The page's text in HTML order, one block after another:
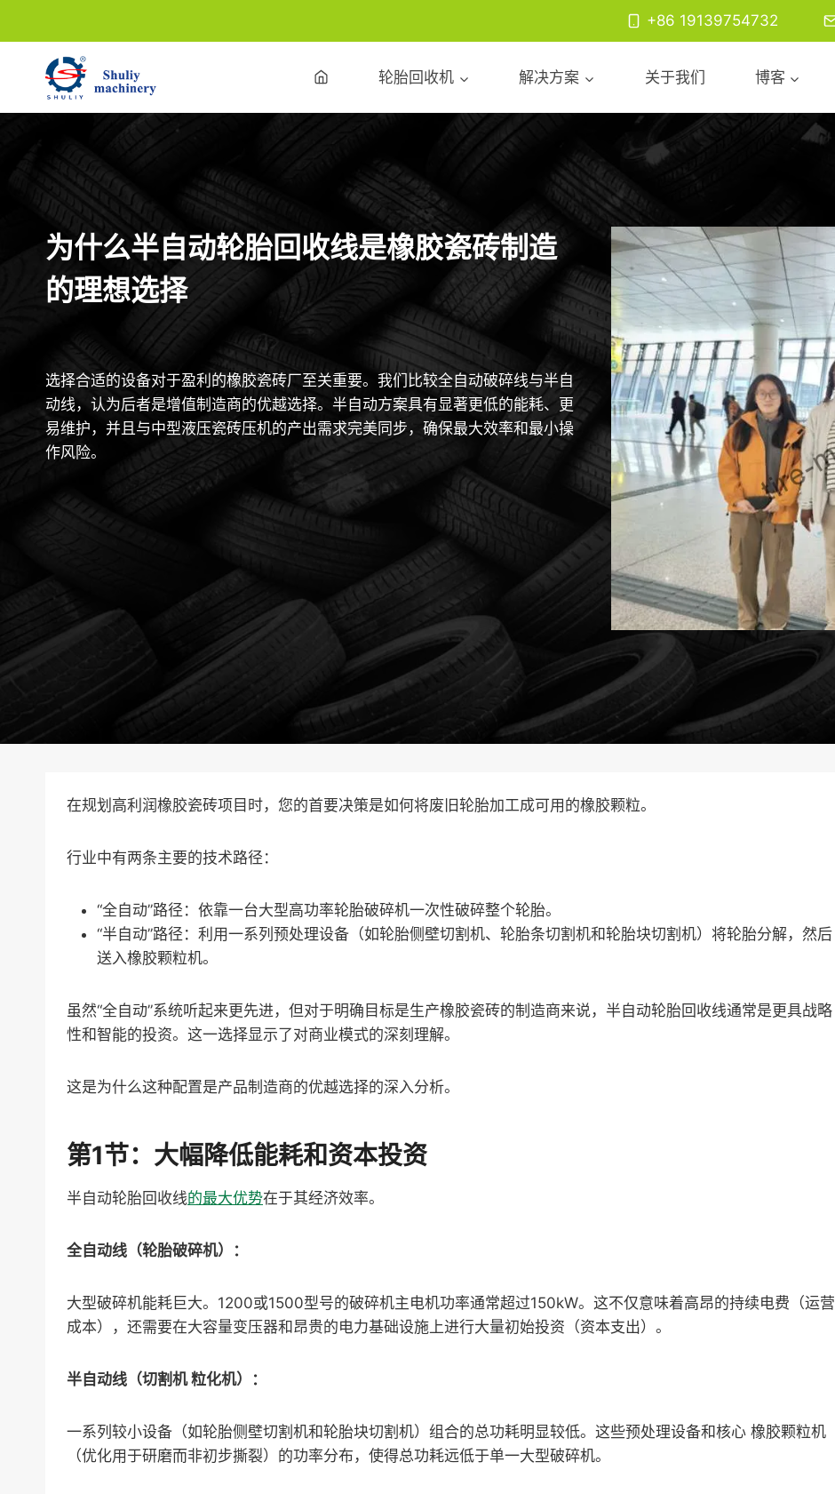
+86 19139754732
轮胎回收机 解决方案 关于我们 博客
为什么半自动轮胎回收线是橡胶瓷砖制造
的理想选择
选择合适的设备对于盈利的橡胶瓷砖厂至关重要。我们比较全自动破碎线与半自
动线，认为后者是增值制造商的优越选择。半自动方案具有显著更低的能耗、更
易维护，并且与中型液压瓷砖压机的产出需求完美同步，确保最大效率和最小操
作风险。
在规划高利润橡胶瓷砖项目时，您的首要决策是如何将废旧轮胎加工成可用的橡胶颗粒。
行业中有两条主要的技术路径：
“全自动”路径：依靠一台大型高功率轮胎破碎机一次性破碎整个轮胎。
“半自动”路径：利用一系列预处理设备（如轮胎侧壁切割机、轮胎条切割机和轮胎块切割机）将轮胎分解，然后
送入橡胶颗粒机。
虽然“全自动”系统听起来更先进，但对于明确目标是生产橡胶瓷砖的制造商来说，半自动轮胎回收线通常是更具战略
性和智能的投资。这一选择显示了对商业模式的深刻理解。
这是为什么这种配置是产品制造商的优越选择的深入分析。
第1节：大幅降低能耗和资本投资
半自动轮胎回收线的最大优势在于其经济效率。
全自动线（轮胎破碎机）：
大型破碎机能耗巨大。1200或1500型号的破碎机主电机功率通常超过150kW。这不仅意味着高昂的持续电费（运营
成本），还需要在大容量变压器和昂贵的电力基础设施上进行大量初始投资（资本支出）。
半自动线（切割机 粒化机）：
一系列较小设备（如轮胎侧壁切割机和轮胎块切割机）组合的总功耗明显较低。这些预处理设备和核心 橡胶颗粒机
（优化用于研磨而非初步撕裂）的功率分布，使得总功耗远低于单一大型破碎机。